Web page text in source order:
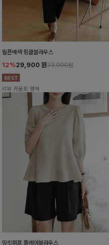
릴픈배색 링클블라우스
12%29,900 원33,900원
리뷰 카운트 영역
밍킷퍼프 플레어블라우스